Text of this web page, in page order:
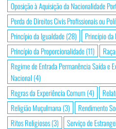
Oposição à Aquisição da Nacionalidade
Perda de Direitos Civis Profissionais ou
Princípio da Igualdade(28) Princípio da
Princípio da Proporcionalidade(11) Raça
Regime de Entrada Permanência Saída e
Nacional (4)
Regras da Experiência Comum (4)
Religião Muçulmana (3) Rendimento
Ritos Religiosos(3) Serviço de